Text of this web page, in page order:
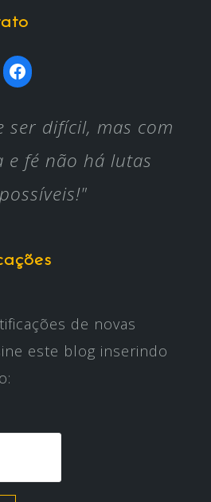
ser difícil, mas com
e fé não há lutas
de novas
este blog inserindo